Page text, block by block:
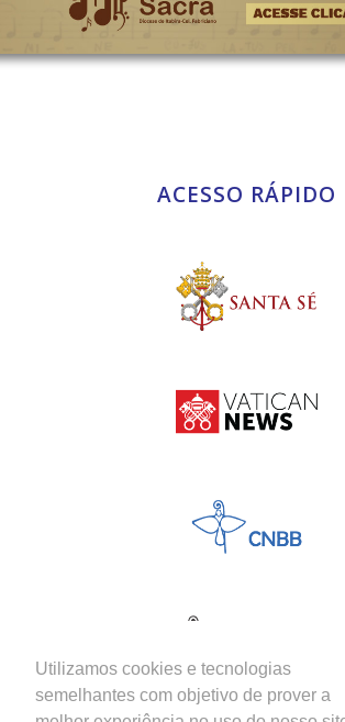
Utilizamos cookies e tecnologias
semelhantes com objetivo de prover a
ACESSO RÁPIDO